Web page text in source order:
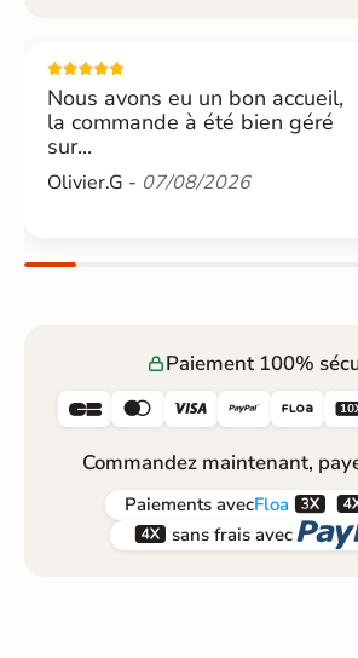
Nous avons eu un bon accueil,
la commande à été bien géré
sur...
Olivier.G - 07/08/2026
Paiement 100%
    
Commandez maintenant,
Paiements avecFloa 
 sans frais avec